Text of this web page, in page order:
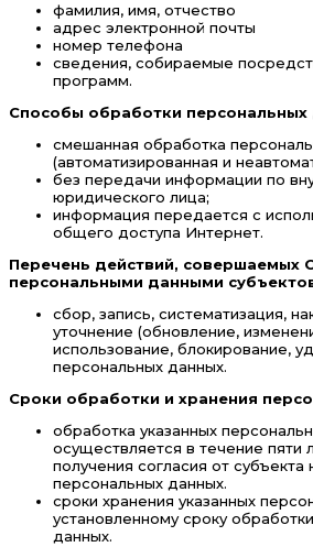
фамилия, имя, отчество
адрес электронной почты
номер телефона
сведения, собираемые
программ.
Способы обработки персональных
смешанная обработка
(автоматизированная и
без передачи информации по
юридического лица;
информация передается с
общего доступа Интернет.
Перечень действий, совершаемых
персональными данными
сбор, запись, систематизация,
уточнение (обновление,
использование, блокирование,
персональных данных.
Сроки обработки и хранения
обработка указанных
осуществляется в течение пяти
получения согласия от субъекта
персональных данных.
сроки хранения указанных
установленному сроку
данных.